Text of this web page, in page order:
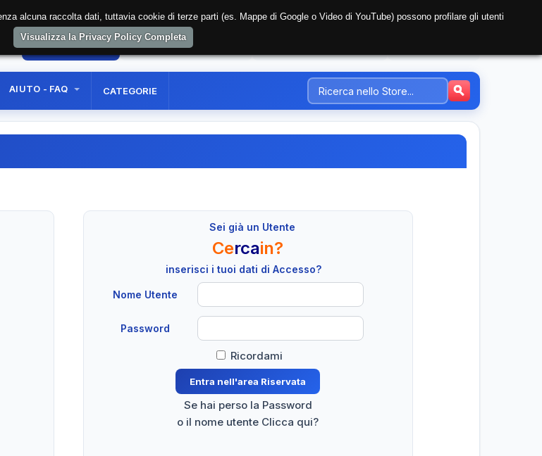
AREA RISERVATA REGISTRAZIONE UTENTE
AIUTO - FAQ CATEGORIE
Sei già un Utente
Cercain?
inserisci i tuoi dati di Accesso?
Nome Utente
Password
Ricordami
Se hai perso la Password
o il nome utente Clicca qui?
alcuna raccolta dati, tuttavia cookie di terze parti (es. Mappe di Google o Video di YouTube) possono profilare gli utenti
Visualizza la Privacy Policy Completa